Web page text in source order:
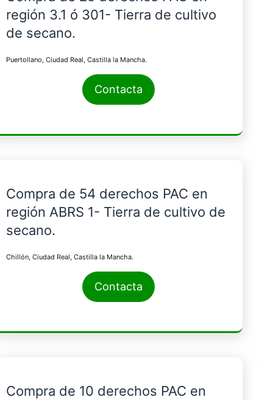
región 3.1 ó 301- Tierra de cultivo
de secano.
Puertollano, Ciudad Real, Castilla la Mancha.
Contacta
Compra de 54 derechos PAC en
región ABRS 1- Tierra de cultivo de
secano.
Chillón, Ciudad Real, Castilla la Mancha.
Contacta
Compra de 10 derechos PAC en